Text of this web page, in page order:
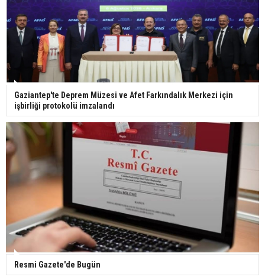
Bilim kurgu gerçekleşiyor... Dondurulmuş
insanları hayata döndürecek keşif
Ünlü türkücü Mahmut Tuncer estetik operasyon
geçirdi: Son hali gündem oldu
Yerli turist 229,7 milyar lira seyahat harcaması
yaptı
Gazze'deki Sağlık Bakanlığı duyurdu: Vahşetin
pençesinde 2 salgın vaka tespit edildi
Gaziantep'te Deprem Müzesi ve Afet Farkındalık Merkezi için
işbirliği protokolü imzalandı
Resmi Gazete'de Bugün